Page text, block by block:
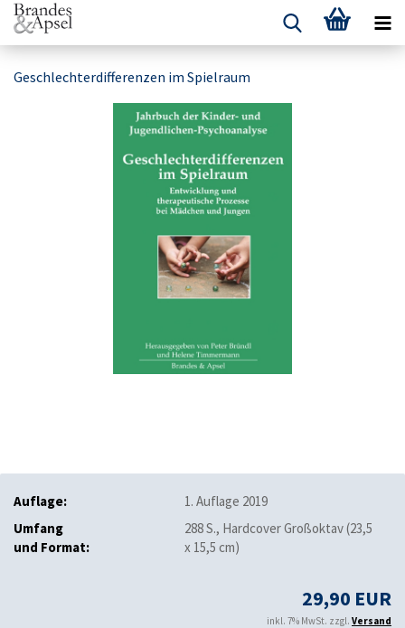
Geschlechterdifferenzen im Spielraum
Auflage:
1. Auflage 2019
Umfang
und Format:
288 S., Hardcover Großoktav (23,5
x 15,5 cm)
29,90 EUR
inkl. 7% MwSt. zzgl. Versand